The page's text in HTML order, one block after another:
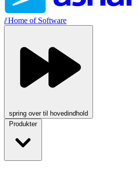
//Home of Software
spring over til hovedindhold
Produkter